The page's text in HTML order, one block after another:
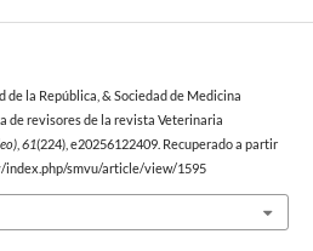
la República, & Sociedad de Medicina
de revisores de la revista Veterinaria
, 61(224), e20256122409. Recuperado a partir
index.php/smvu/article/view/1595